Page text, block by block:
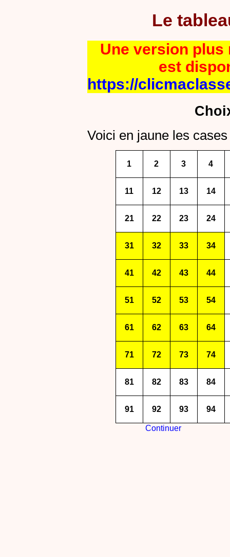
Le
Une version plus
est
https://
Voici en jaune les
1 2 3 4
11 12 13 14
21 22 23 24
31 32 33 34
41 42 43 44
51 52 53 54
61 62 63 64
71 72 73 74
81 82 83 84
91 92 93 94
Continuer